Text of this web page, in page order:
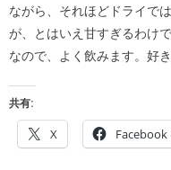
ながら、それほどドライで
が、とはいえ甘すぎるわけ
なので、よく飲みます。好
共有:
X Facebook